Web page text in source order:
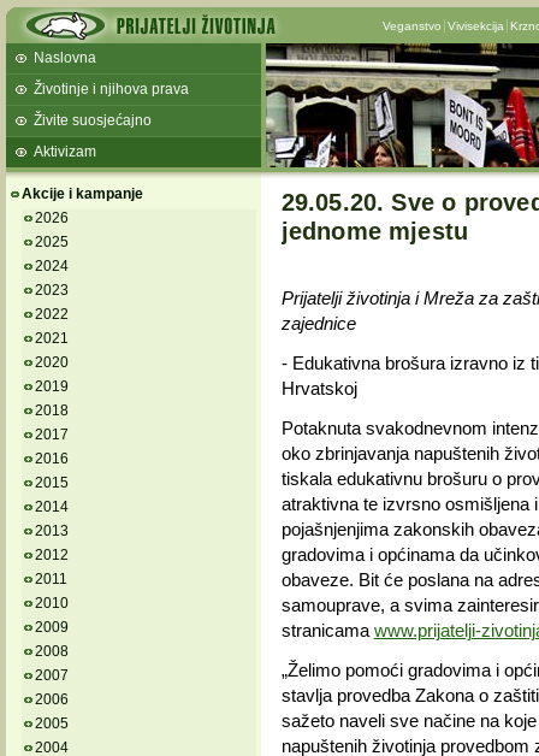
Veganstvo Vivisekcija
Naslovna
Životinje i njihova prava
Živite suosjećajno
Aktivizam
Akcije i kampanje
2026
2025
2024
2023
2022
2021
2020
2019
2018
2017
2016
2015
2014
2013
2012
2011
2010
2009
2008
2007
2006
2005
2004
29.05.20. Sve o
jednome mjestu
Prijatelji životinja i Mreža za
zajednice
- Edukativna brošura izravno iz
Hrvatskoj
Potaknuta svakodnevnom
oko zbrinjavanja napuštenih
tiskala edukativnu brošuru o
atraktivna te izvrsno osmišljena
pojašnjenjima zakonskih
gradovima i općinama da
obaveze. Bit će poslana na
samouprave, a svima
stranicama www.prijatelji-
„Želimo pomoći gradovima i
stavlja provedba Zakona o
sažeto naveli sve načine na
napuštenih životinja